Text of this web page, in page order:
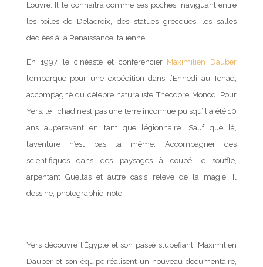
Louvre. Il le connaîtra comme ses poches, naviguant entre
les toiles de Delacroix, des statues grecques, les salles
dédiées à la Renaissance italienne.
En 1997, le cinéaste et conférencier Maximilien Dauber
l’embarque pour une expédition dans l’Ennedi au Tchad,
accompagné du célèbre naturaliste Théodore Monod. Pour
Yers, le Tchad n’est pas une terre inconnue puisqu’il a été 10
ans auparavant en tant que légionnaire. Sauf que là,
l’aventure n’est pas la même. Accompagner des
scientifiques dans des paysages à coupé le souffle,
arpentant Gueltas et autre oasis relève de la magie. Il
dessine, photographie, note.
Yers découvre l’Égypte et son passé stupéfiant. Maximilien
Dauber et son équipe réalisent un nouveau documentaire,